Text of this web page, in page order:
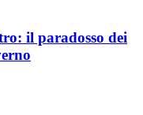
il paradosso dei